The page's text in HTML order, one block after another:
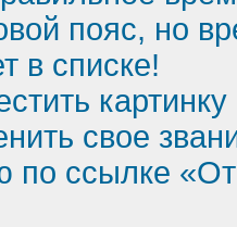
пояс, но
в списке!
свое
по ссылке